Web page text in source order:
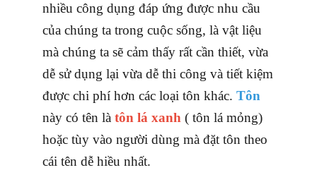
nhiều công dụng đáp ứng được nhu cầu
của chúng ta trong cuộc sống, là vật liệu
mà chúng ta sẽ cảm thấy rất cần thiết, vừa
dễ sử dụng lại vừa dễ thi công và tiết kiệm
được chi phí hơn các loại tôn khác. Tôn
này có tên là tôn lá xanh ( tôn lá mỏng)
hoặc tùy vào người dùng mà đặt tôn theo
cái tên dễ hiều nhất.